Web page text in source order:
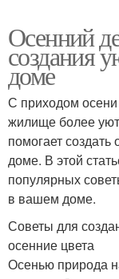
Осенний
создания
доме
С приходом
жилище более
помогает
доме. В этой
популярных
в вашем доме.
Советы для
осенние цвета
Осенью природа